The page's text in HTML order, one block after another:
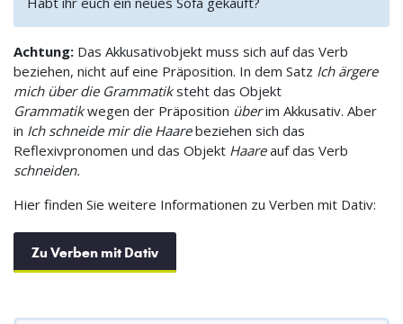
Achtung: Das Akkusativobjekt muss sich auf das Verb
beziehen, nicht auf eine Präposition. In dem Satz Ich ärgere
mich über die Grammatiksteht das Objekt
Grammatikwegen der Präposition überim Akkusativ. Aber
in Ich schneide mir die Haarebeziehen sich das
Reflexivpronomen und das Objekt Haareauf das Verb
schneiden.
Hier finden Sie weitere Informationen zu Verben mit Dativ:
Zu Verben mit Dativ